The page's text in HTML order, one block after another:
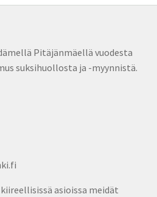
Pitäjänmäellä vuodesta
suksihuollosta ja -myynnistä.
asioissa meidät